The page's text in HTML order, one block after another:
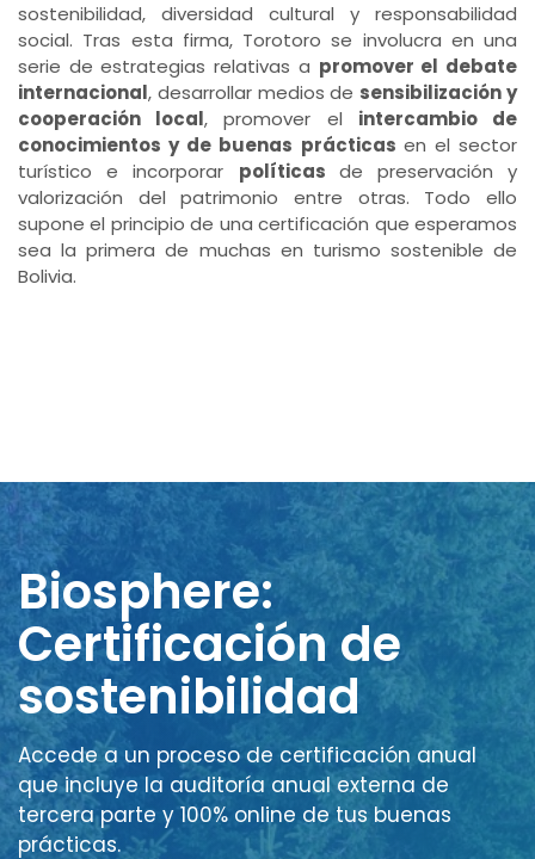
sostenibilidad, diversidad cultural y responsabilidad
social. Tras esta firma, Torotoro se involucra en una
serie de estrategias relativas a promover el debate
internacional, desarrollar medios de sensibilización y
cooperación local, promover el intercambio de
conocimientos y de buenas prácticas en el sector
turístico e incorporar políticas de preservación y
valorización del patrimonio entre otras. Todo ello
supone el principio de una certificación que esperamos
sea la primera de muchas en turismo sostenible de
Bolivia.
Biosphere:
Certificación de
sostenibilidad
Accede a un proceso de certificación anual
que incluye la auditoría anual externa de
tercera parte y 100% online de tus buenas
prácticas.